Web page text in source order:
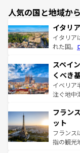
人気の国と地域か
イタリア
イタリア
れた国。
ろん、ト
景など、
ピザやパ
できる。
なお、新
しい。
スペイ
くべき
イベリア
注ぐ地中
文化が根
れる闘牛
る。首都
アートに
フラン
ット
フランス
指の観光